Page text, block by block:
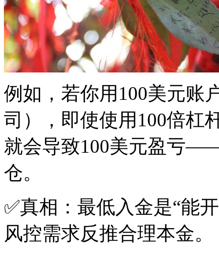
例如，若你用100美元账
司），即使使用100倍杠
就会导致100美元盈亏
仓。
✅真相：最低入金是“能
风控需求反推合理本金。